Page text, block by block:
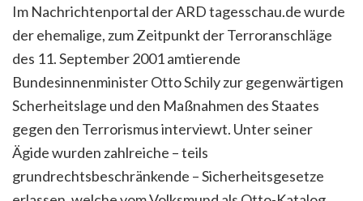
Im Nachrichtenportal der ARD tagesschau.de wurde
der ehemalige, zum Zeitpunkt der Terroranschläge
des 11. September 2001 amtierende
Bundesinnenminister Otto Schily zur gegenwärtigen
Scherheitslage und den Maßnahmen des Staates
gegen den Terrorismus interviewt. Unter seiner
Ägide wurden zahlreiche – teils
grundrechtsbeschränkende – Sicherheitsgesetze